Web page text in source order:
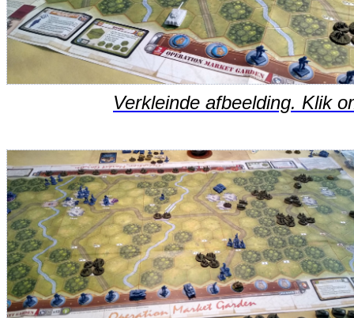
Verkleinde afbeelding. Klik